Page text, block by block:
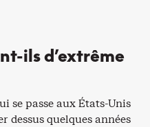
ils d’extrême
se passe aux États-Unis
quelques années